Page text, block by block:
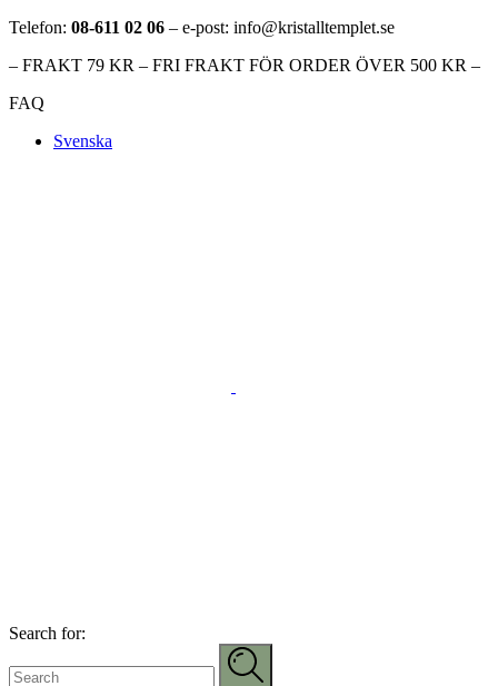
Telefon: 08-611 02 06 – e-post: info@kristalltemplet.se
– FRAKT 79 KR – FRI FRAKT FÖR ORDER ÖVER 500 KR –
FAQ
Svenska
Search for: